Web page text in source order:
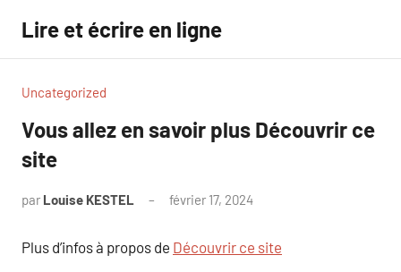
contenu
Lire et écrire en ligne
Uncategorized
Vous allez en savoir plus Découvrir ce
site
par Louise KESTEL février 17, 2024
Plus d’infos à propos de Découvrir ce site